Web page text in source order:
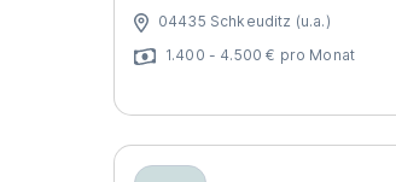
04435 Schkeuditz (u.a.)
1.400 - 4.500 € pro Monat